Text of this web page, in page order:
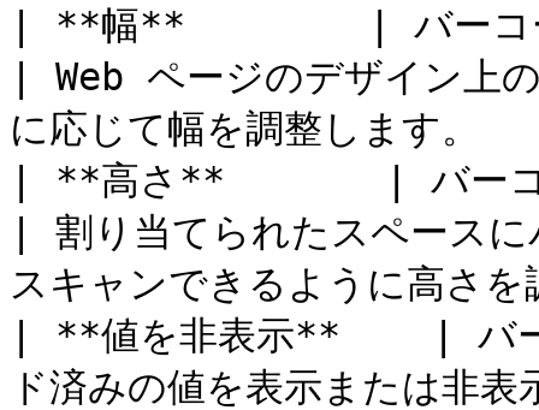
| **幅**        | バーコー
| Web ページのデザイン上
に応じて幅を調整しま
| **高さ**       | バーコー
| 割り当てられたスペース
スキャンできるように高さ
| **値を非表示**    | バー
ド済みの値を表示または非